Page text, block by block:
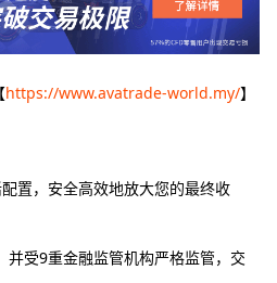
https://www.avatrade-world.my/】
置，安全高效地放大您的最终收
受9重金融监管机构严格监管，交